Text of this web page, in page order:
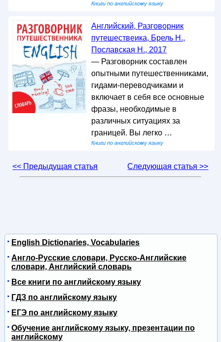
Книги по английскому языку
Английский, Разговорник
путешествеика, Брель Н.,
Пославская Н., 2017
— Разговорник составлен
опытными путешественниками,
гидами-переводчиками и
включает в себя все основные
фразы, необходимые в
различных ситуациях за
границей. Вы легко …
Книги по английскому языку
<< Предыдущая статья Следующая статья >>
English Dictionaries, Vocabularies
Англо-Русские словари, Русско-Английские
словари, Английский словарь
Все книги по английскому языку
ГДЗ по английскому языку
ЕГЭ по английскому языку
Обучение английскому языку, презентации по
английскому